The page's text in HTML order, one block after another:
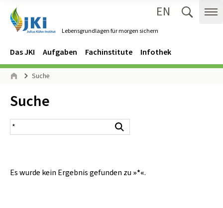
Lebensgrundlagen für morgen sichern
EN
Navigation
Hauptmenü
Das JKI Aufgaben Fachinstitute Infothek
Seitenpfad
Suche
Inhalt:
Suche
Suchergebnis
Es wurde kein Ergebnis gefunden zu »*«.